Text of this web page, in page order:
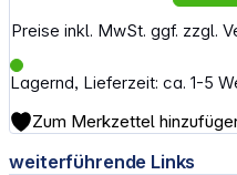
Preise inkl. MwSt. ggf. zzgl.
Lagernd, Lieferzeit: ca. 1-5
Zum Merkzettel
weiterführende Links